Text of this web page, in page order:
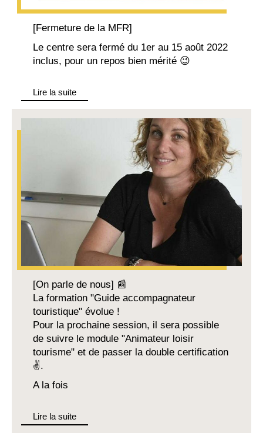
[Fermeture de la MFR]
Le centre sera fermé du 1er au 15 août 2022
inclus, pour un repos bien mérité 😉
Lire la suite
[On parle de nous] 📰
La formation "Guide accompagnateur
touristique" évolue !
Pour la prochaine session, il sera possible
de suivre le module "Animateur loisir
tourisme" et de passer la double certification
✌️.
A la fois
Lire la suite